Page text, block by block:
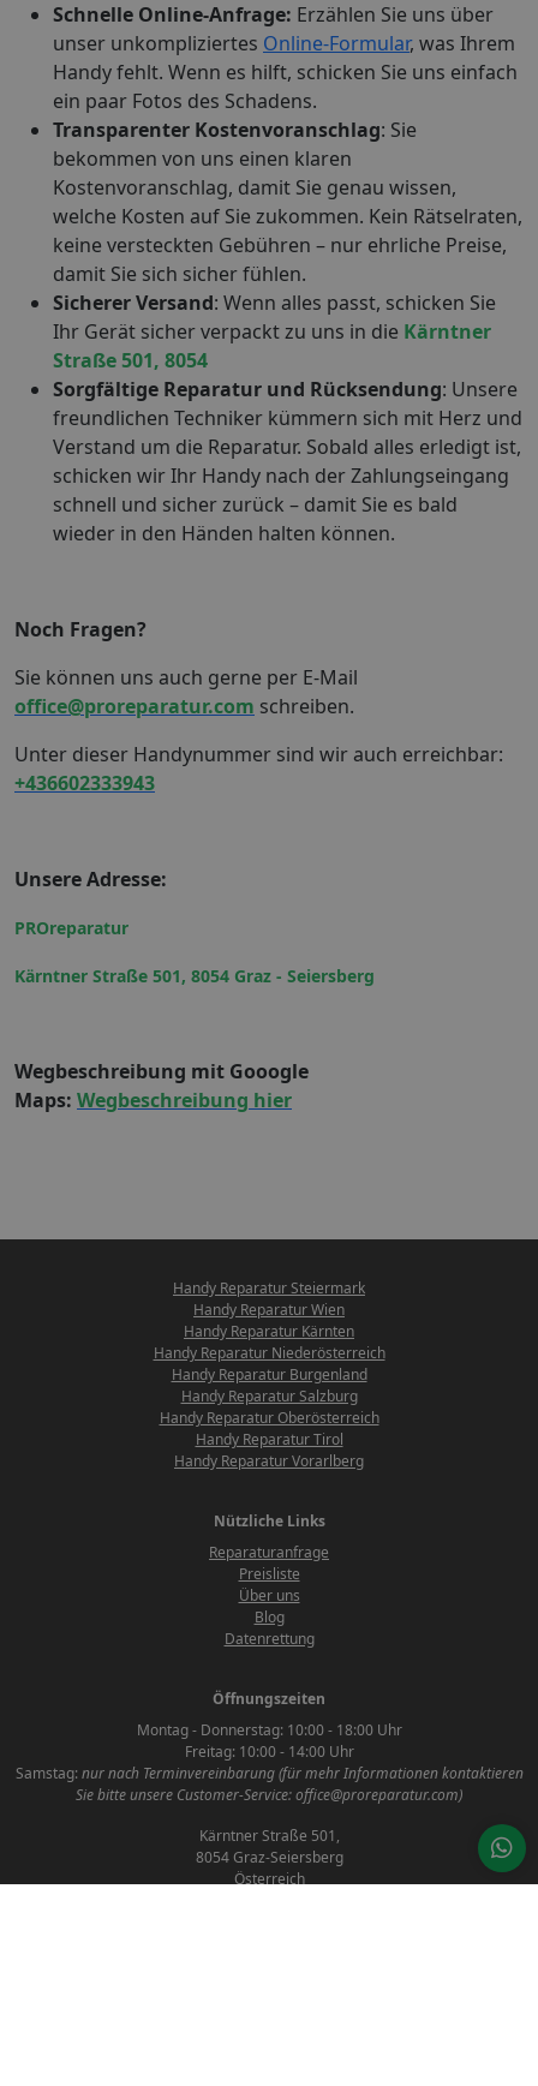
Schnelle Online-Anfrage: Erzählen Sie uns über
unser unkompliziertes Online-Formular, was Ihrem
Handy fehlt. Wenn es hilft, schicken Sie uns einfach
ein paar Fotos des Schadens.
Transparenter Kostenvoranschlag: Sie
bekommen von uns einen klaren
Kostenvoranschlag, damit Sie genau wissen,
welche Kosten auf Sie zukommen. Kein Rätselraten,
keine versteckten Gebühren – nur ehrliche Preise,
damit Sie sich sicher fühlen.
Sicherer Versand: Wenn alles passt, schicken Sie
Ihr Gerät sicher verpackt zu uns in die Kärntner
Straße 501, 8054
Sorgfältige Reparatur und Rücksendung: Unsere
freundlichen Techniker kümmern sich mit Herz und
Verstand um die Reparatur. Sobald alles erledigt ist,
schicken wir Ihr Handy nach der Zahlungseingang
schnell und sicher zurück – damit Sie es bald
wieder in den Händen halten können.
Noch Fragen?
Sie können uns auch gerne per E-Mail
office@proreparatur.com schreiben.
Unter dieser Handynummer sind wir auch erreichbar:
+436602333943
Unsere Adresse:
PROreparatur
Kärntner Straße 501, 8054 Graz - Seiersberg
Wegbeschreibung mit Gooogle
Maps: Wegbeschreibung hier
Handy Reparatur Steiermark
Handy Reparatur Wien
Handy Reparatur Kärnten
Handy Reparatur Niederösterreich
Handy Reparatur Burgenland
Handy Reparatur Salzburg
Handy Reparatur Oberösterreich
Handy Reparatur Tirol
Handy Reparatur Vorarlberg
Nützliche Links
Reparaturanfrage
Preisliste
Über uns
Blog
Datenrettung
Öffnungszeiten
Montag - Donnerstag: 10:00 - 18:00 Uhr
Freitag: 10:00 - 14:00 Uhr
Samstag: nur nach Terminvereinbarung (für mehr Informationen kontaktieren
Sie bitte unsere Customer-Service: office@proreparatur.com)
Kärntner Straße 501,
8054 Graz-Seiersberg
Österreich